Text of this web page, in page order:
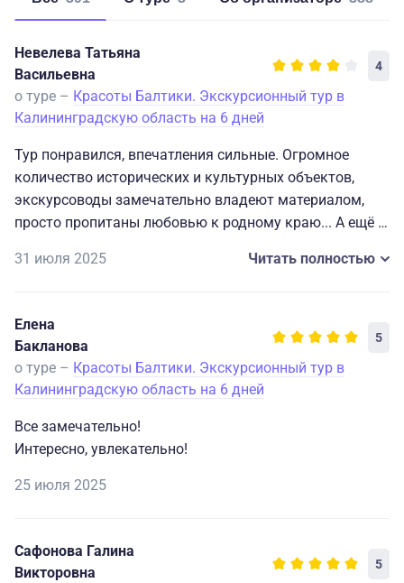
Невелева Татьяна
Васильевна
4
о туре – Красоты Балтики. Экскурсионный тур в
Калининградскую область на 6 дней
Тур понравился, впечатления сильные. Огромное
количество исторических и культурных объектов,
экскурсоводы замечательно владеют материалом,
просто пропитаны любовью к родному краю... А ещё -
Калининграде, в Светлогорске, уровнем заботы о
31 июля 2025 Читать полностью
Елена
Бакланова
5
о туре – Красоты Балтики. Экскурсионный тур в
Калининградскую область на 6 дней
Все замечательно!
Интересно, увлекательно!
25 июля 2025
Сафонова Галина
Викторовна
5